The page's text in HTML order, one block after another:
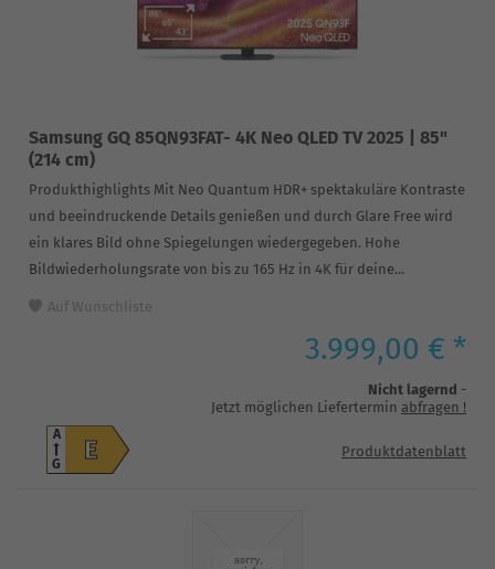
Samsung GQ 85QN93FAT- 4K Neo QLED TV 2025 | 85"
(214 cm)
Produkthighlights Mit Neo Quantum HDR+ spektakuläre Kontraste
und beeindruckende Details genießen und durch Glare Free wird
ein klares Bild ohne Spiegelungen wiedergegeben. Hohe
Bildwiederholungsrate von bis zu 165 Hz in 4K für deine...
Auf Wunschliste
3.999,00 € *
Nicht lagernd -
Jetzt möglichen Liefertermin abfragen !
E
A
G
Produktdatenblatt